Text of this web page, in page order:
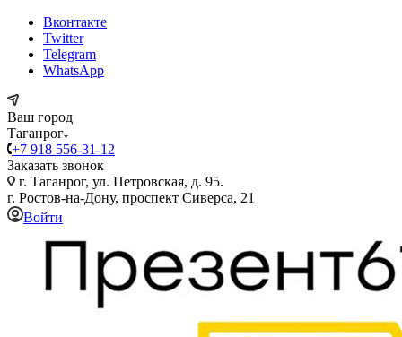
Вконтакте
Twitter
Telegram
WhatsApp
Ваш город
Таганрог
+7 918 556-31-12
Заказать звонок
г. Таганрог, ул. Петровская, д. 95.
г. Ростов-на-Дону, проспект Сиверса, 21
Войти